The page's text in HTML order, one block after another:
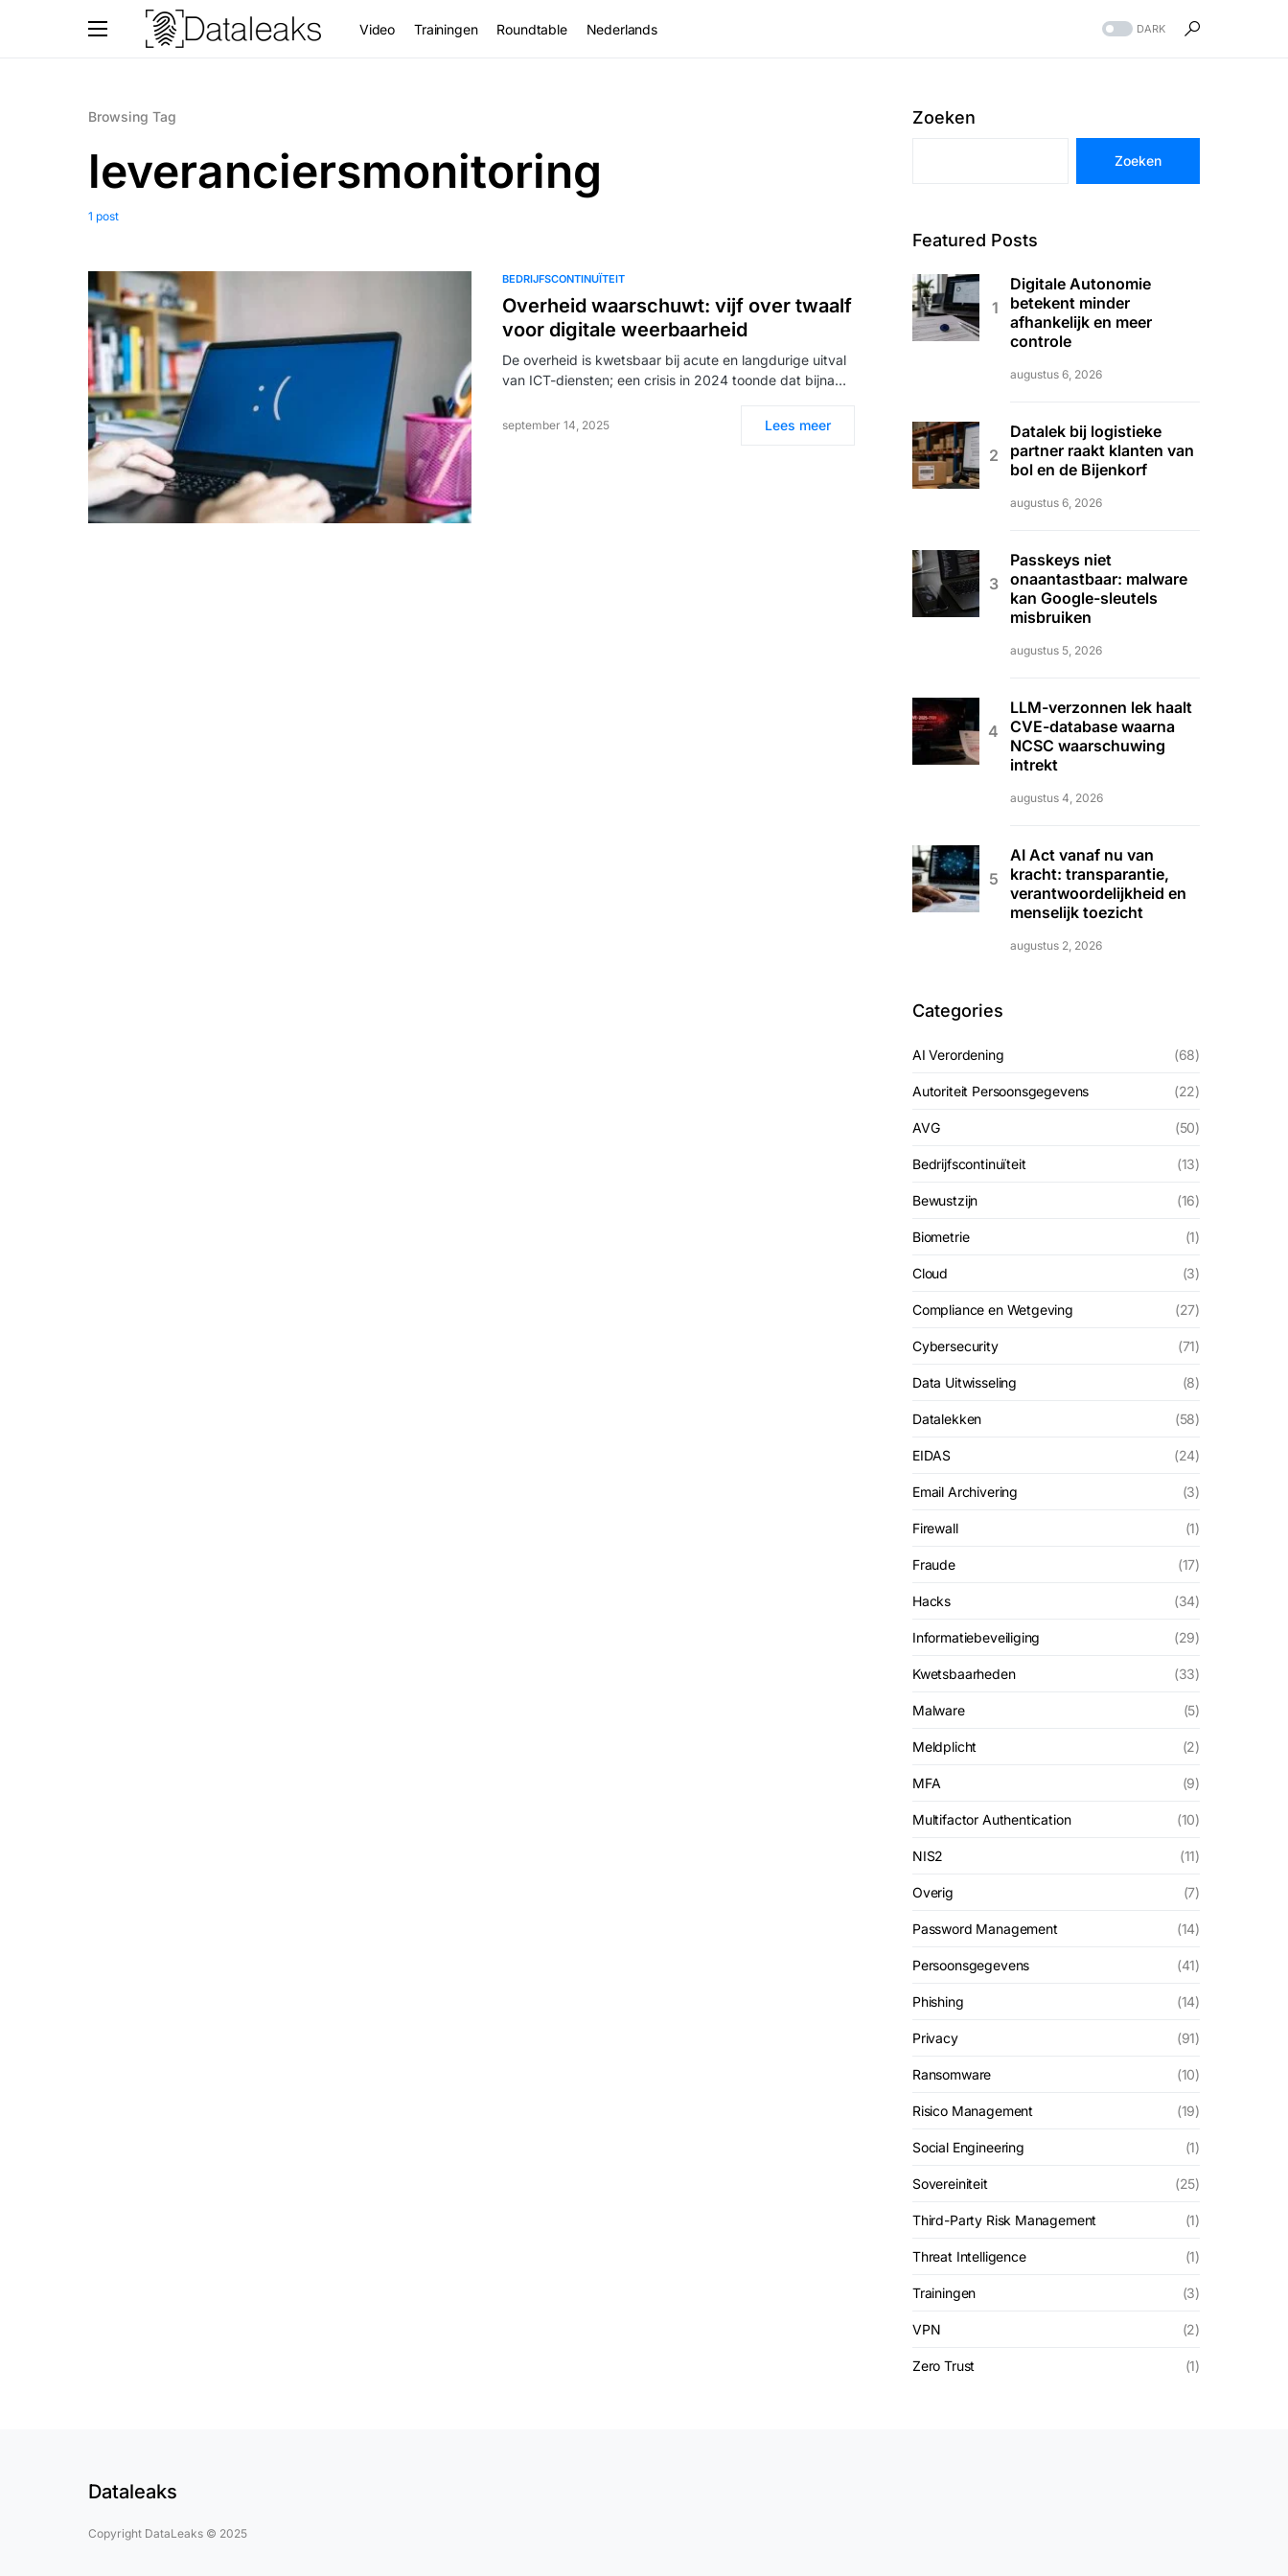
Video Trainingen Roundtable Nederlands DARK
Browsing Tag
leveranciersmonitoring
1 post
BEDRIJFSCONTINUÏTEIT
Overheid waarschuwt: vijf over twaalf
voor digitale weerbaarheid
De overheid is kwetsbaar bij acute en langdurige uitval
van ICT-diensten; een crisis in 2024 toonde dat bijna…
september 14, 2025 Lees meer
Zoeken
Zoeken
Featured Posts
Digitale Autonomie
betekent minder
afhankelijk en meer
controle
augustus 6, 2026
Datalek bij logistieke
partner raakt klanten van
bol en de Bijenkorf
augustus 6, 2026
Passkeys niet
onaantastbaar: malware
kan Google-sleutels
misbruiken
augustus 5, 2026
LLM-verzonnen lek haalt
CVE-database waarna
NCSC waarschuwing
intrekt
augustus 4, 2026
AI Act vanaf nu van
kracht: transparantie,
verantwoordelijkheid en
menselijk toezicht
augustus 2, 2026
Categories
AI Verordening (68)
Autoriteit Persoonsgegevens (22)
AVG (50)
Bedrijfscontinuïteit (13)
Bewustzijn (16)
Biometrie (1)
Cloud (3)
Compliance en Wetgeving (27)
Cybersecurity (71)
Data Uitwisseling (8)
Datalekken (58)
EIDAS (24)
Email Archivering (3)
Firewall (1)
Fraude (17)
Hacks (34)
Informatiebeveiliging (29)
Kwetsbaarheden (33)
Malware (5)
Meldplicht (2)
MFA (9)
Multifactor Authentication (10)
NIS2 (11)
Overig (7)
Password Management (14)
Persoonsgegevens (41)
Phishing (14)
Privacy (91)
Ransomware (10)
Risico Management (19)
Social Engineering (1)
Sovereiniteit (25)
Third-Party Risk Management (1)
Threat Intelligence (1)
Trainingen (3)
VPN (2)
Zero Trust (1)
Dataleaks
Copyright DataLeaks © 2025